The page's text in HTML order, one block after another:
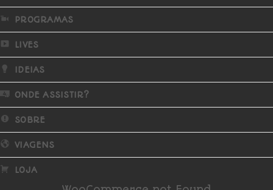
PROGRAMAS
LIVES
IDEIAS
ONDE ASSISTIR?
SOBRE
VIAGENS
LOJA